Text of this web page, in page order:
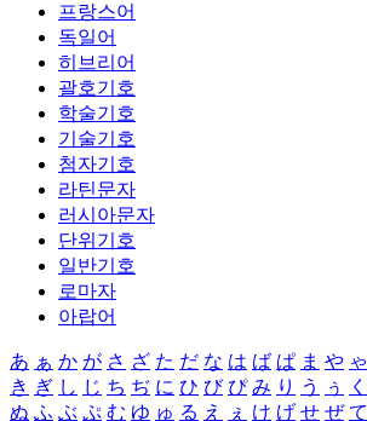
프랑스어
독일어
히브리어
괄호기호
학술기호
기술기호
첨자기호
라틴문자
러시아문자
단위기호
일반기호
로마자
아랍어
あ ぁ か が さ ざ た だ な は ば ぱ ま や ゃ
き ぎ し じ ち ぢ に ひ び ぴ み り う ぅ く
ぬ ふ ぶ ぷ む ゆ ゅ る え ぇ け げ せ ぜ て